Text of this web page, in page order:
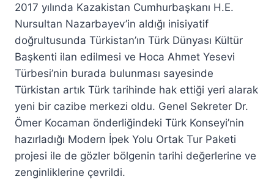
2017 yılında Kazakistan Cumhurbaşkanı H.E.
Nursultan Nazarbayev’in aldığı inisiyatif
doğrultusunda Türkistan’ın Türk Dünyası Kültür
Başkenti ilan edilmesi ve Hoca Ahmet Yesevi
Türbesi’nin burada bulunması sayesinde
Türkistan artık Türk tarihinde hak ettiği yeri alarak
yeni bir cazibe merkezi oldu. Genel Sekreter Dr.
Ömer Kocaman önderliğindeki Türk Konseyi’nin
hazırladığı Modern İpek Yolu Ortak Tur Paketi
projesi ile de gözler bölgenin tarihi değerlerine ve
zenginliklerine çevrildi.